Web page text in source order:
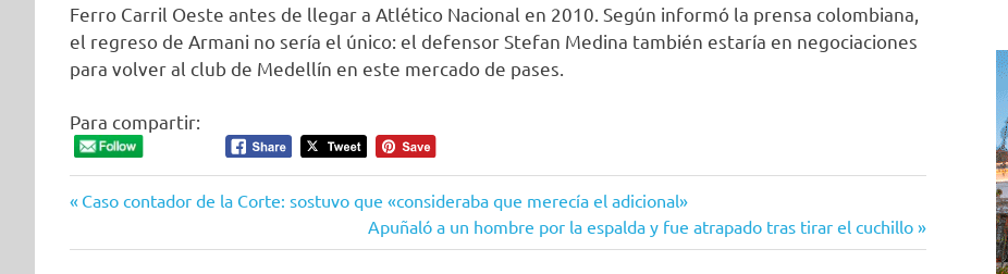
Ferro Carril Oeste antes de llegar a Atlético Nacional en 2010. Según informó la prensa colombiana,
el regreso de Armani no sería el único: el defensor Stefan Medina también estaría en negociaciones
para volver al club de Medellín en este mercado de pases.
Para compartir:
Navegación
de
Entrada
Caso contador de la Corte: sostuvo que «consideraba que merecía el adicional»
Siguiente
entrada:
Apuñaló a un hombre por la espalda y fue atrapado tras tirar el cuchillo